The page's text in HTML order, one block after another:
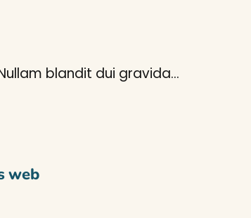
blandit dui gravida…
web